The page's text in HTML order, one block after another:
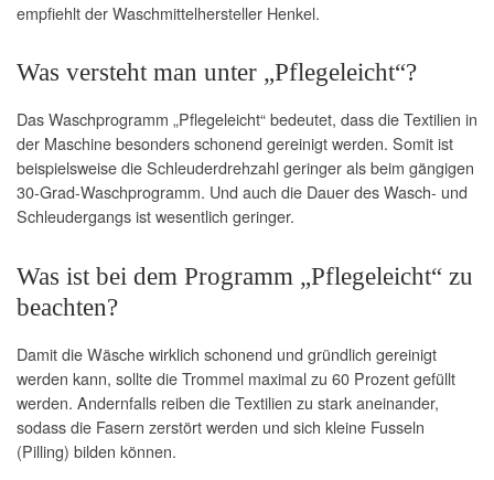
empfiehlt der Waschmittelhersteller Henkel.
Was versteht man unter „Pflegeleicht“?
Das Waschprogramm „Pflegeleicht“ bedeutet, dass die Textilien in
der Maschine besonders schonend gereinigt werden. Somit ist
beispielsweise die Schleuderdrehzahl geringer als beim gängigen
30-Grad-Waschprogramm. Und auch die Dauer des Wasch- und
Schleudergangs ist wesentlich geringer.
Was ist bei dem Programm „Pflegeleicht“ zu
beachten?
Damit die Wäsche wirklich schonend und gründlich gereinigt
werden kann, sollte die Trommel maximal zu 60 Prozent gefüllt
werden. Andernfalls reiben die Textilien zu stark aneinander,
sodass die Fasern zerstört werden und sich kleine Fusseln
(Pilling) bilden können.